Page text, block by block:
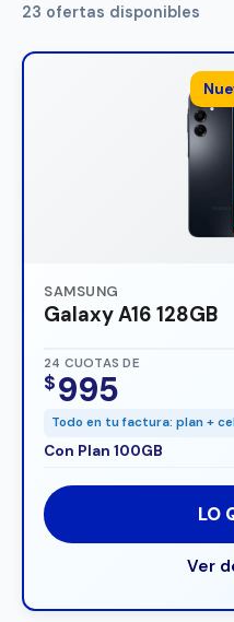
23 ofertas disponibles
SAMSUNG
Galaxy A16 128GB
24 CUOTAS DE
$995
Todo en tu factura: plan +
Con Plan 100GB
LO
Ver